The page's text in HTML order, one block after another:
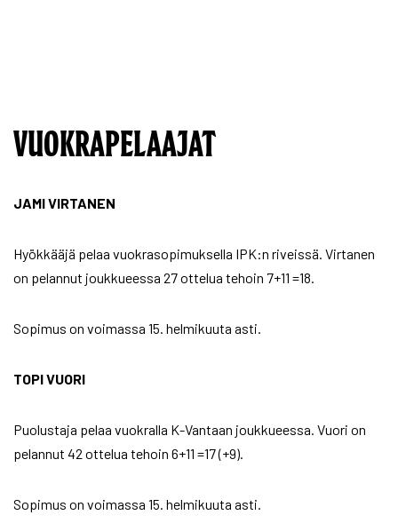
VUOKRAPELAAJAT
JAMI VIRTANEN
Hyökkääjä pelaa vuokrasopimuksella IPK:n riveissä. Virtanen
on pelannut joukkueessa 27 ottelua tehoin 7+11 =18.
Sopimus on voimassa 15. helmikuuta asti.
TOPI VUORI
Puolustaja pelaa vuokralla K-Vantaan joukkueessa. Vuori on
pelannut 42 ottelua tehoin 6+11 =17 (+9).
Sopimus on voimassa 15. helmikuuta asti.